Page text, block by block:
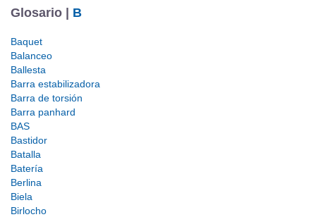
Glosario | B
Baquet
Balanceo
Ballesta
Barra estabilizadora
Barra de torsión
Barra panhard
BAS
Bastidor
Batalla
Batería
Berlina
Biela
Birlocho